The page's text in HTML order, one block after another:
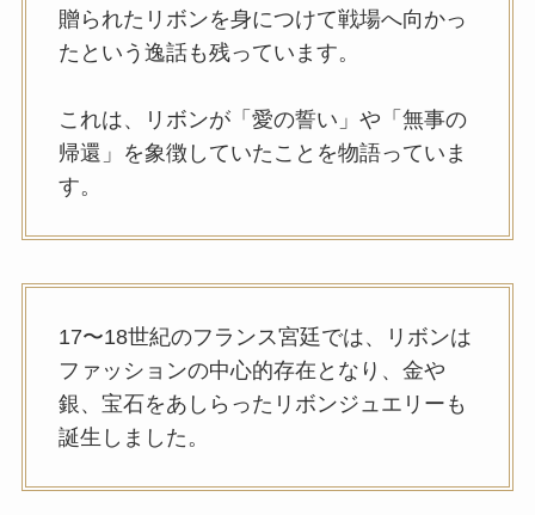
贈られたリボンを身につけて戦場へ向かっ
たという逸話も残っています。
これは、リボンが「愛の誓い」や「無事の
帰還」を象徴していたことを物語っていま
す。
17〜18世紀のフランス宮廷では、リボンは
ファッションの中心的存在となり、金や
銀、宝石をあしらったリボンジュエリーも
誕生しました。